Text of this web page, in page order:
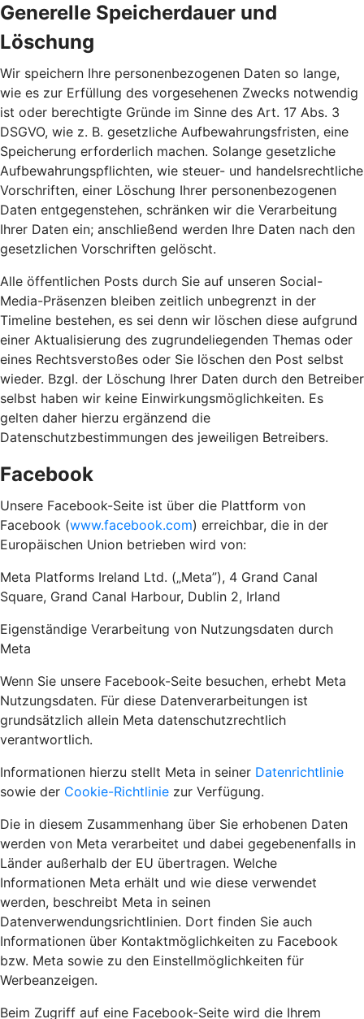
Generelle Speicherdauer und
Löschung
Wir speichern Ihre personenbezogenen Daten so lange,
wie es zur Erfüllung des vorgesehenen Zwecks notwendig
ist oder berechtigte Gründe im Sinne des Art. 17 Abs. 3
DSGVO, wie z. B. gesetzliche Aufbewahrungsfristen, eine
Speicherung erforderlich machen. Solange gesetzliche
Aufbewahrungspflichten, wie steuer- und handelsrechtliche
Vorschriften, einer Löschung Ihrer personenbezogenen
Daten entgegenstehen, schränken wir die Verarbeitung
Ihrer Daten ein; anschließend werden Ihre Daten nach den
gesetzlichen Vorschriften gelöscht.
Alle öffentlichen Posts durch Sie auf unseren Social-
Media-Präsenzen bleiben zeitlich unbegrenzt in der
Timeline bestehen, es sei denn wir löschen diese aufgrund
einer Aktualisierung des zugrundeliegenden Themas oder
eines Rechtsverstoßes oder Sie löschen den Post selbst
wieder. Bzgl. der Löschung Ihrer Daten durch den Betreiber
selbst haben wir keine Einwirkungsmöglichkeiten. Es
gelten daher hierzu ergänzend die
Datenschutzbestimmungen des jeweiligen Betreibers.
Facebook
Unsere Facebook-Seite ist über die Plattform von
Facebook (www.facebook.com) erreichbar, die in der
Europäischen Union betrieben wird von:
Meta Platforms Ireland Ltd. („Meta”), 4 Grand Canal
Square, Grand Canal Harbour, Dublin 2, Irland
Eigenständige Verarbeitung von Nutzungsdaten durch
Meta
Wenn Sie unsere Facebook-Seite besuchen, erhebt Meta
Nutzungsdaten. Für diese Datenverarbeitungen ist
grundsätzlich allein Meta datenschutzrechtlich
verantwortlich.
Informationen hierzu stellt Meta in seiner Datenrichtlinie
sowie der Cookie-Richtlinie zur Verfügung.
Die in diesem Zusammenhang über Sie erhobenen Daten
werden von Meta verarbeitet und dabei gegebenenfalls in
Länder außerhalb der EU übertragen. Welche
Informationen Meta erhält und wie diese verwendet
werden, beschreibt Meta in seinen
Datenverwendungsrichtlinien. Dort finden Sie auch
Informationen über Kontaktmöglichkeiten zu Facebook
bzw. Meta sowie zu den Einstellmöglichkeiten für
Werbeanzeigen.
Beim Zugriff auf eine Facebook-Seite wird die Ihrem